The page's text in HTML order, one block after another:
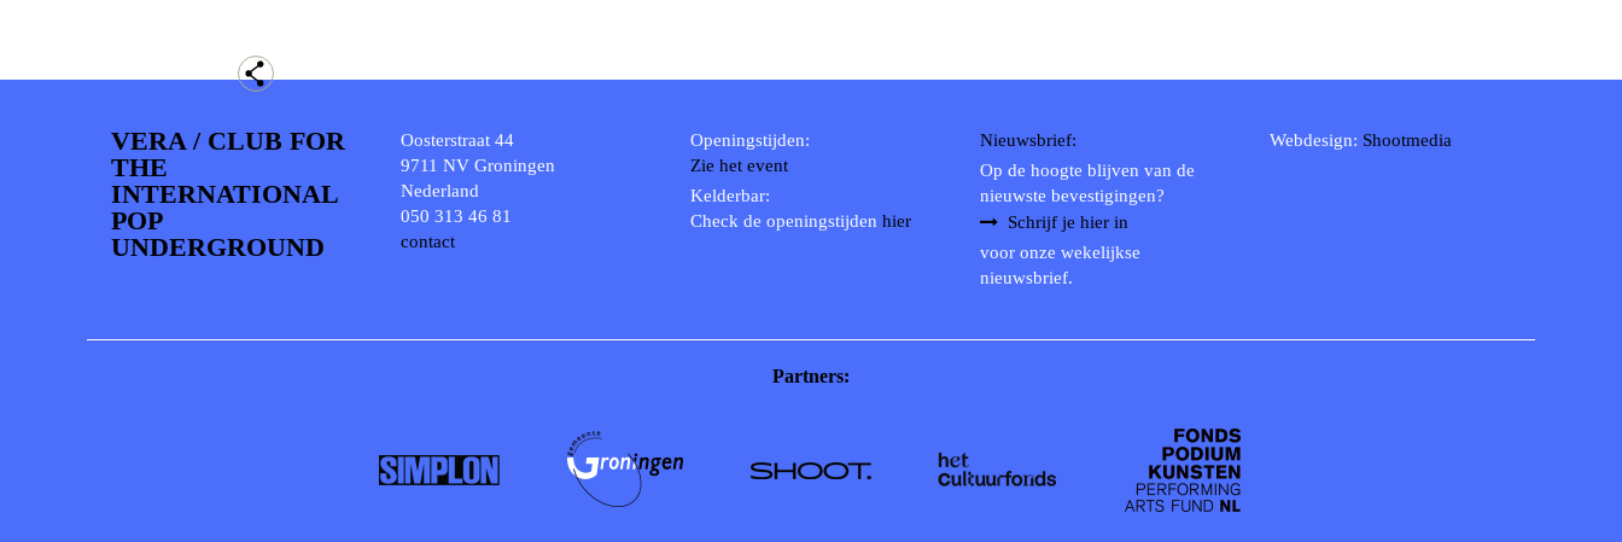
VERA / CLUB FOR
THE
INTERNATIONAL
POP
UNDERGROUND
Oosterstraat 44
9711 NV Groningen
Nederland
050 313 46 81
contact
Openingstijden:
Zie het event
Kelderbar:
Check de openingstijden hier
Nieuwsbrief:
Op de hoogte blijven van de
nieuwste bevestigingen?
Schrijf je hier in
voor onze wekelijkse
nieuwsbrief.
Webdesign: Shootmedia
Partners: